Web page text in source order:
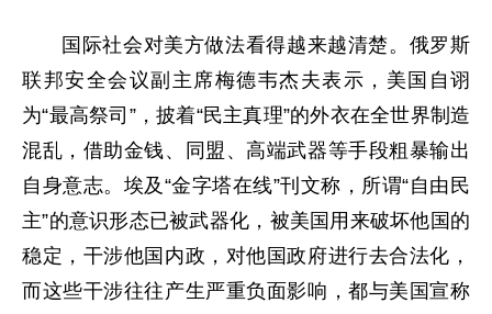
国际社会对美方做法看得越来越清楚。俄罗斯
联邦安全会议副主席梅德韦杰夫表示，美国自诩
为“最高祭司”，披着“民主真理”的外衣在全世界制造
混乱，借助金钱、同盟、高端武器等手段粗暴输出
自身意志。埃及“金字塔在线”刊文称，所谓“自由民
主”的意识形态已被武器化，被美国用来破坏他国的
稳定，干涉他国内政，对他国政府进行去合法化，
而这些干涉往往产生严重负面影响，都与美国宣称